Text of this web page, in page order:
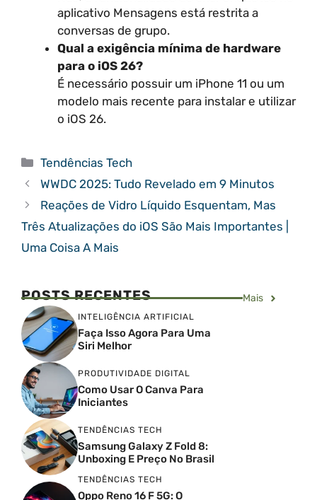
aplicativo Mensagens está restrita a
conversas de grupo.
Qual a exigência mínima de hardware
para o iOS 26?
É necessário possuir um iPhone 11 ou um
modelo mais recente para instalar e utilizar
o iOS 26.
Categorias
Tendências Tech
WWDC 2025: Tudo Revelado em 9 Minutos
Reações de Vidro Líquido Esquentam, Mas
Três Atualizações do iOS São Mais Importantes |
Uma Coisa A Mais
POSTS RECENTES Mais
INTELIGÊNCIA ARTIFICIAL
Faça Isso Agora Para Uma
Siri Melhor
PRODUTIVIDADE DIGITAL
Como Usar O Canva Para
Iniciantes
TENDÊNCIAS TECH
Samsung Galaxy Z Fold 8:
Unboxing E Preço No Brasil
TENDÊNCIAS TECH
Oppo Reno 16 F 5G: O